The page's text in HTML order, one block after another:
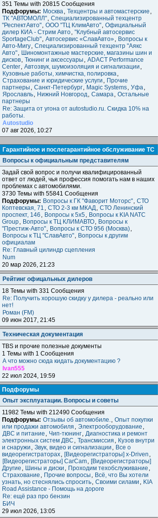
351 Темы with 20815 Сообщения
Подфорумы: Москва, Техцентры и автомастерские ,
ТК "АВТОМОЛЛ", Специализированный техцентр
"РеспектАвто", ООО "ТЦ КлимАвто", Официальный
дилер КИА - Стрим Авто, "Клубный автосервис
SportageClub", Автосервис «СлавАвто», Вопросы к
Авто-Мигу, Специализированный техцентр "Аякс
Авто", Шиномонтажные мастерские, магазины шин и
дисков, Тюнинг и аксессуары , ADACT Performance
Center, Автозвук, шумоизоляция и сигнализации ,
Кузовные работы, химчистка, полировка,
Страхование и юридические услуги , Прочие
партнеры , Санкт-Петербург, Magic Systems, Уфа,
Ярославль, Нижний Новгород, Самара, Остальные
партнеры
Re: Защита от угона от autostudio.ru. Скидка 10% на
работы.
Autostudio
07 авг 2026, 10:27
Гарантийное и послегарантийное обслуживание ТС
Вопросы к официальным представителям
Задай свой вопрос и получи квалифицированный
ответ от людей, чья профессия помогать нам в наших
проблемах с автомобилями.
3730 Темы with 55841 Сообщения
Подфорумы: Вопросы к ГК "Фаворит Моторс", СТО
Коптевская, 71 , СТО 2-3 км МКАД, СТО Ленинский
проспект, 146 , Вопросы к 5x5, Вопросы к KIA NATC
Group, Вопросы к ТЦ КЛИМАВТО, Вопросы к
"Престиж-Авто", Вопросы к СТО 956 (Москва),
Вопросы к ТЦ "СлавАвто", Вопросы к другим
официалам
Re: Главный цилиндр сцепления
Num
20 мар 2026, 21:23
Рейтинг офицальных дилеров
18 Темы with 331 Сообщения
Re: Получить хорошую скидку у дилера - реально или
нет!
Роман (FM)
09 июн 2017, 21:45
Техническая документация
TBS и прочие полезные документы
1 Темы with 1 Сообщения
А что можно сюда кидать документацию ?
Ivan555
22 июл 2024, 19:59
Подфорумы
Опыт эксплуатации. Вопросы и советы
11982 Темы with 212490 Сообщения
Подфорумы: Отзывы об автомобиле., Опыт покупки
или продажи автомобиля , Электрооборудование ,
ДВС и питание , Чип-тюнинг, Диагностика и ремонт
электронных систем ДВС , Трансмиссия , Кузов внутри
и снаружи , Звук, видео и сигнализации , Все о
видеорегистраторах, [Видеорегистраторы] x-Driven ,
[Видеорегистраторы] CarCam, [Видеорегистраторы]
Другие , Шины и диски , Проходим техобслуживание ,
Страхование , Прочие вопросы , Всё, что Вы хотели
узнать, но стеснялись спросить, Своими силами , KIA
Road Assistance - Помощь на дороге
Re: ещё раз про бензин
БИЧ
29 июл 2026, 13:05